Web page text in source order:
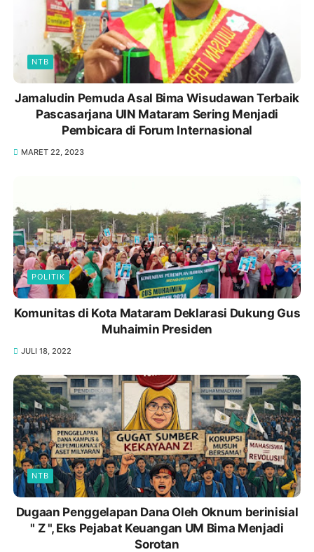
NTB
Jamaludin Pemuda Asal Bima Wisudawan Terbaik
Pascasarjana UIN Mataram Sering Menjadi
Pembicara di Forum Internasional
MARET 22, 2023
POLITIK
Komunitas di Kota Mataram Deklarasi Dukung Gus
Muhaimin Presiden
JULI 18, 2022
NTB
Dugaan Penggelapan Dana Oleh Oknum berinisial
" Z ", Eks Pejabat Keuangan UM Bima Menjadi
Sorotan